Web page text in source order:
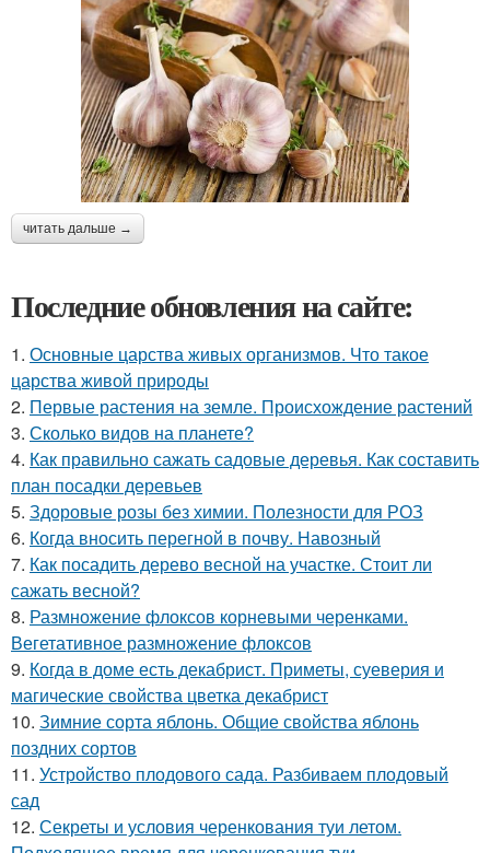
читать дальше →
Последние обновления на сайте:
1. Основные царства живых организмов. Что такое
царства живой природы
2. Первые растения на земле. Происхождение растений
3. Сколько видов на планете?
4. Как правильно сажать садовые деревья. Как составить
план посадки деревьев
5. Здоровые розы без химии. Полезности для РОЗ
6. Когда вносить перегной в почву. Навозный
7. Как посадить дерево весной на участке. Стоит ли
сажать весной?
8. Размножение флоксов корневыми черенками.
Вегетативное размножение флоксов
9. Когда в доме есть декабрист. Приметы, суеверия и
магические свойства цветка декабрист
10. Зимние сорта яблонь. Общие свойства яблонь
поздних сортов
11. Устройство плодового сада. Разбиваем плодовый
сад
12. Секреты и условия черенкования туи летом.